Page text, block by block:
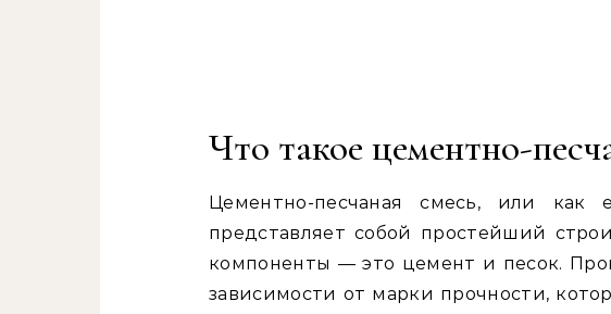
Что такое цементно-
Цементно-песчаная смесь, или
представляет собой простейший
компоненты — это цемент и песок.
зависимости от марки прочности,